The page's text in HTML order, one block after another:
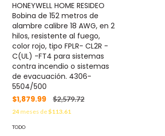
HONEYWELL HOME RESIDEO
Bobina de 152 metros de
alambre calibre 18 AWG, en 2
hilos, resistente al fuego,
color rojo, tipo FPLR- CL2R -
C(UL) -FT4 para sistemas
contra incendio o sistemas
de evacuación. 4306-
5504/500
$1,879.99
$2,579.72
24meses de$113.61
TODO